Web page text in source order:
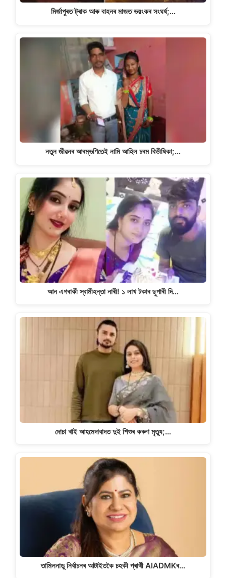
মিৰ্জাপুৰত ট্ৰাক আৰু বাহনৰ মাজত ভয়ংকৰ সংঘৰ্ষ;…
নতুন জীৱনৰ আৰম্ভণিতেই নামি আহিল চৰম বিভীষিকা;…
আন এগৰাকী স্বামীহন্তা নাৰী! ১ লাখ টকাৰ ছুপাৰী দি…
দোচা খাই আহমেদাবাদত দুই শিশুৰ কৰুণ মৃত্যু;…
তামিলনাডু নিৰ্বাচনৰ আটাইতকৈ চহকী প্ৰাৰ্থী AIADMKৰ…